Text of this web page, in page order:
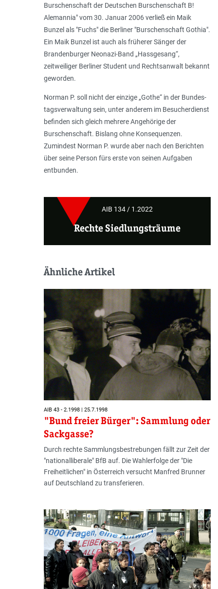
Burschenschaft der Deutschen Burschenschaft B!
Alemannia" vom 30. Januar 2006 verließ ein Maik
Bunzel als "Fuchs" die Berliner "Burschenschaft Gothia".
Ein Maik Bunzel ist auch als früherer Sänger der
Brandenburger Neonazi-Band „Hassgesang“,
zeitweiliger Berliner Student und Rechtsanwalt bekannt
geworden.
Norman P. soll nicht der einzige „Gothe“ in der Bundes­
tagsverwaltung sein, unter anderem im Besucherdienst
befinden sich gleich mehrere Angehörige der
Burschenschaft. Bislang ohne Konsequenzen.
Zumindest Norman P. wurde aber nach den Berichten
über seine Person fürs erste von seinen Aufgaben
entbunden.
AIB 134 / 1.2022
Rechte Siedlungsträume
Ähnliche Artikel
AIB 43 - 2.1998 | 25.7.1998
"Bund freier Bürger": Sammlung oder
Sackgasse?
Durch rechte Sammlungsbestrebungen fällt zur Zeit der
"nationalliberale" BfB auf. Die Wahlerfolge der "Die
Freiheitlichen" in Österreich versucht Manfred Brunner
auf Deutschland zu transferieren.